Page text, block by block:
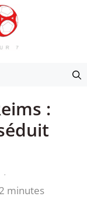
:
·
minutes